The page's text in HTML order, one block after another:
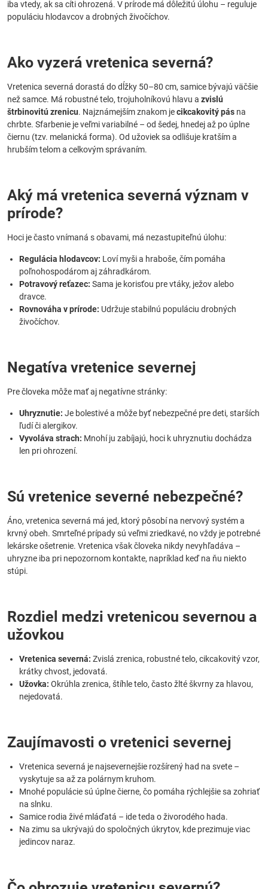
iba vtedy, ak sa cíti ohrozená. V prírode má dôležitú úlohu – reguluje
populáciu hlodavcov a drobných živočíchov.
Ako vyzerá vretenica severná?
Vretenica severná dorastá do dĺžky 50–80 cm, samice bývajú väčšie
než samce. Má robustné telo, trojuholníkovú hlavu a zvislú
štrbinovitú zrenicu. Najznámejším znakom jecikcakovitý pás na
chrbte. Sfarbenie je veľmi variabilné – od šedej, hnedej až po úplne
čiernu (tzv. melanická forma). Od užoviek sa odlišuje kratším a
hrubším telom a celkovým správaním.
Aký má vretenica severná význam v
prírode?
Hoci je často vnímaná s obavami, má nezastupiteľnú úlohu:
Regulácia hlodavcov: Loví myši a hraboše, čím pomáha
poľnohospodárom aj záhradkárom.
Potravový reťazec: Sama je korisťou pre vtáky, ježov alebo
dravce.
Rovnováha v prírode: Udržuje stabilnú populáciu drobných
živočíchov.
Negatíva vretenice severnej
Pre človeka môže mať aj negatívne stránky:
Uhryznutie: Je bolestivé a môže byť nebezpečné pre deti, starších
ľudí či alergikov.
Vyvoláva strach: Mnohí ju zabíjajú, hoci k uhryznutiu dochádza
len pri ohrození.
Sú vretenice severné nebezpečné?
Áno, vretenica severná má jed, ktorý pôsobí na nervový systém a
krvný obeh. Smrteľné prípady sú veľmi zriedkavé, no vždy je potrebné
lekárske ošetrenie. Vretenica však človeka nikdy nevyhľadáva –
uhryzne iba pri nepozornom kontakte, napríklad keď na ňu niekto
stúpi.
Rozdiel medzi vretenicou severnou a
užovkou
Vretenica severná: Zvislá zrenica, robustné telo, cikcakovitý vzor,
krátky chvost, jedovatá.
Užovka: Okrúhla zrenica, štíhle telo, často žlté škvrny za hlavou,
nejedovatá.
Zaujímavosti o vretenici severnej
Vretenica severná je najsevernejšie rozšírený had na svete –
vyskytuje sa až za polárnym kruhom.
Mnohé populácie sú úplne čierne, čo pomáha rýchlejšie sa zohriať
na slnku.
Samice rodia živé mláďatá – ide teda o živorodého hada.
Na zimu sa ukrývajú do spoločných úkrytov, kde prezimuje viac
jedincov naraz.